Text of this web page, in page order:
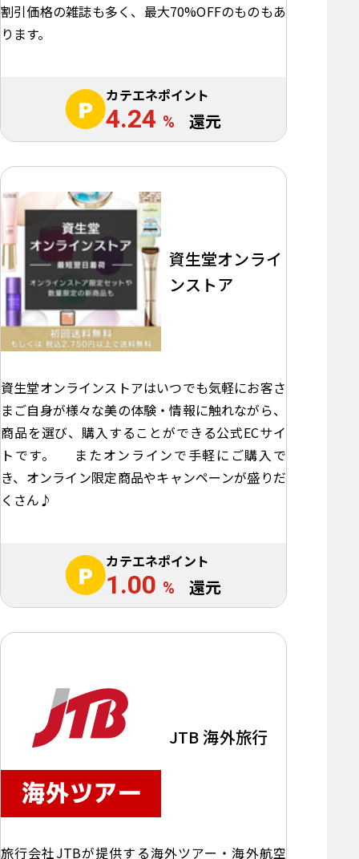
割引価格の雑誌も多く、最大70%OFFのものもあ
ります。
カテエネポイント
4.24 % 還元
資生堂オンライ
ンストア
資生堂オンラインストアはいつでも気軽にお客さ
まご自身が様々な美の体験・情報に触れながら、
商品を選び、購入することができる公式ECサイ
トです。 またオンラインで手軽にご購入で
き、オンライン限定商品やキャンペーンが盛りだ
くさん♪
カテエネポイント
1.00 % 還元
JTB 海外旅行
旅行会社JTBが提供する海外ツアー・海外航空